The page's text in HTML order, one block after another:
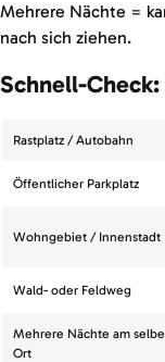
Mehrere Nächte =
nach sich ziehen.
Schnell-
Rastplatz / Autobahn
Öffentlicher Parkplatz
Wohngebiet / Innenstadt
Wald- oder Feldweg
Mehrere Nächte am
Ort